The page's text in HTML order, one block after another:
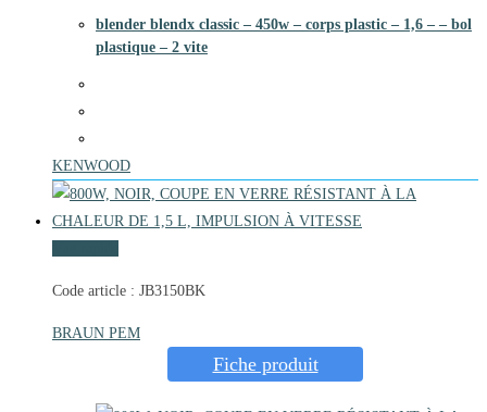
blender blendx classic – 450w – corps plastic – 1,6 – – bol
plastique – 2 vite
KENWOOD
Code article : JB3150BK
BRAUN PEM
Fiche produit